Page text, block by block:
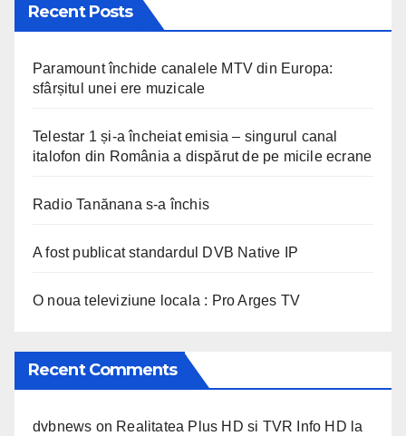
Recent Posts
Paramount închide canalele MTV din Europa:
sfârșitul unei ere muzicale
Telestar 1 și-a încheiat emisia – singurul canal
italofon din România a dispărut de pe micile ecrane
Radio Tanănana s-a închis
A fost publicat standardul DVB Native IP
O noua televiziune locala : Pro Arges TV
Recent Comments
dvbnews on Realitatea Plus HD si TVR Info HD la